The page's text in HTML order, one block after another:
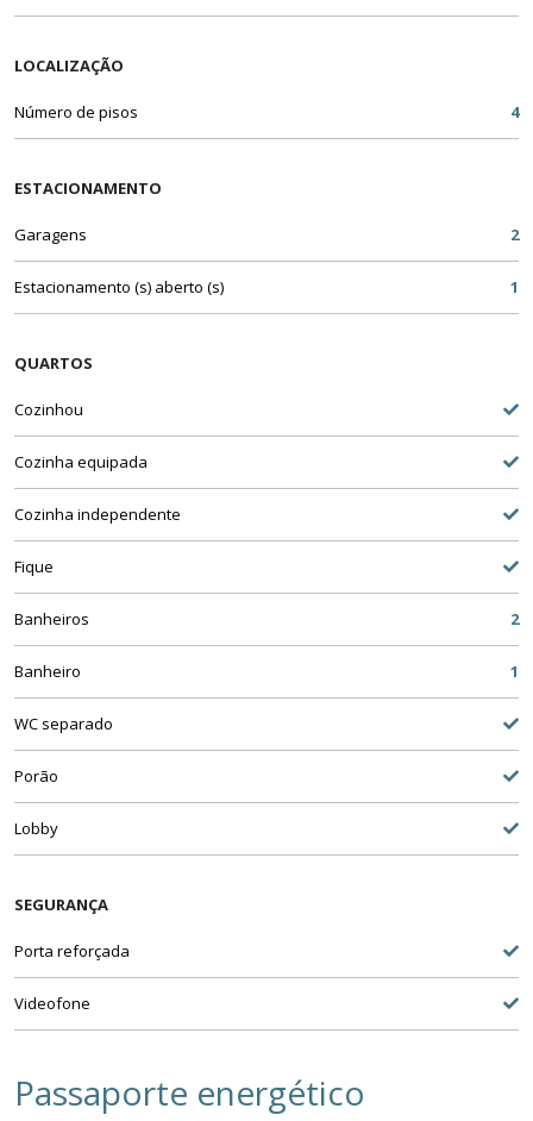
LOCALIZAÇÃO
Número de pisos 4
ESTACIONAMENTO
Garagens 2
Estacionamento (s) aberto (s) 1
QUARTOS
Cozinhou
Cozinha equipada
Cozinha independente
Fique
Banheiros 2
Banheiro 1
WC separado
Porão
Lobby
SEGURANÇA
Porta reforçada
Videofone
Passaporte energético